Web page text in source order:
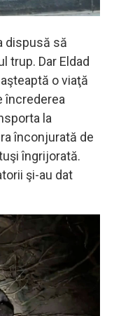
dispusă să
trup. Dar Eldad
o viaţă
încrederea
la
înconjurată de
îngrijorată.
şi-au dat